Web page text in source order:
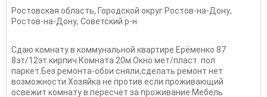
Ростовская область, Городской округ Ростов-на-Дону,
Ростов-на-Дону, Советский р-н
Сдаю комнату в коммунальной квартире.Ерёменко 87
8эт/12эт.кирпич.Комната 20м.Окно мет/пласт. пол
паркет.Без ремонта-обои сняли,сделать ремонт нет
возможности.Хозяйка не против если проживающий
освежит комнату в пересчёт за проживание.Мебель